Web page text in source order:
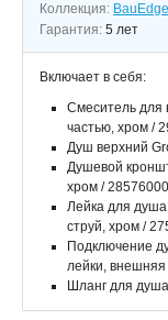
Коллекция: BauEdge
Гарантия: 5 лет
Включает в себя:
Смеситель для
частью, хром /
Душ верхний
Душевой
хром / 28576000
Лейка для
струй, хром /
Подключение
лейки,
Шланг для